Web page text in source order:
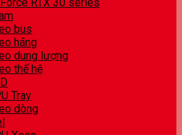
bus
hãng
dung lượng
thế hệ
Tray
dòng